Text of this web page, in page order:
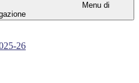
Menu di
26